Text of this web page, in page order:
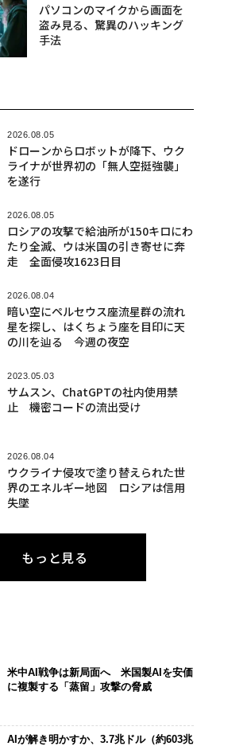
パソコンのマイクから画面を
盗み見る、驚異のハッキング
手法
2026.08.05
ドローンからロボットが降下、ウク
ライナが世界初の「無人空挺強襲」
を遂行
2026.08.05
ロシアの攻撃で給油所が150キロにわ
たり全滅、ウは米国の引き寄せに奔
走 全面侵攻1623日目
2026.08.04
暗い空にペルセウス座流星群の流れ
星を探し、はくちょう座を目印に天
の川を辿る 今週の夜空
2023.05.03
サムスン、ChatGPTの社内使用禁
止 機密コードの流出受け
2026.08.04
ウクライナ侵攻で塗り替えられた世
界のエネルギー地図 ロシアは信用
失墜
もっと見る
米中AI戦争は新局面へ 米国製AIを安価
に複製する「蒸留」攻撃の脅威
AIが解き明かすか、3.7兆ドル（約603兆